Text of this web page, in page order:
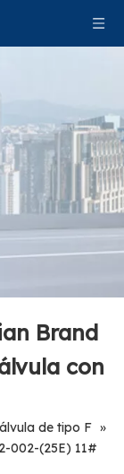
Brand
con
de tipo F »
002-(25E) 11#